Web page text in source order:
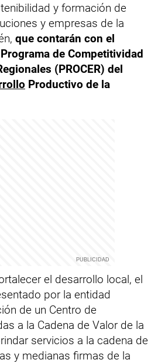
y formación de
y empresas de la
que contarán con el
de Competitividad
(PROCER) del
Productivo de la
el desarrollo local, el
por la entidad
de un Centro de
a la Cadena de Valor de la
servicios a la cadena de
y medianas firmas de la